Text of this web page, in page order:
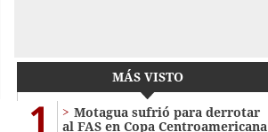
MÁS VISTO
1
Motagua sufrió para derrotar
al FAS en Copa Centroamericana